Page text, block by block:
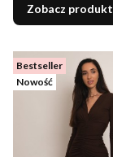
Zobacz produkt
Bestseller
Nowość